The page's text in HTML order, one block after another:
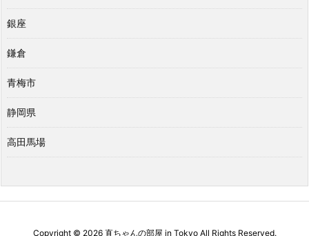
銀座
鎌倉
青梅市
静岡県
高田馬場
Copyright © 2026 直ちゃんの部屋 in TokyoAll Rights Reserved.